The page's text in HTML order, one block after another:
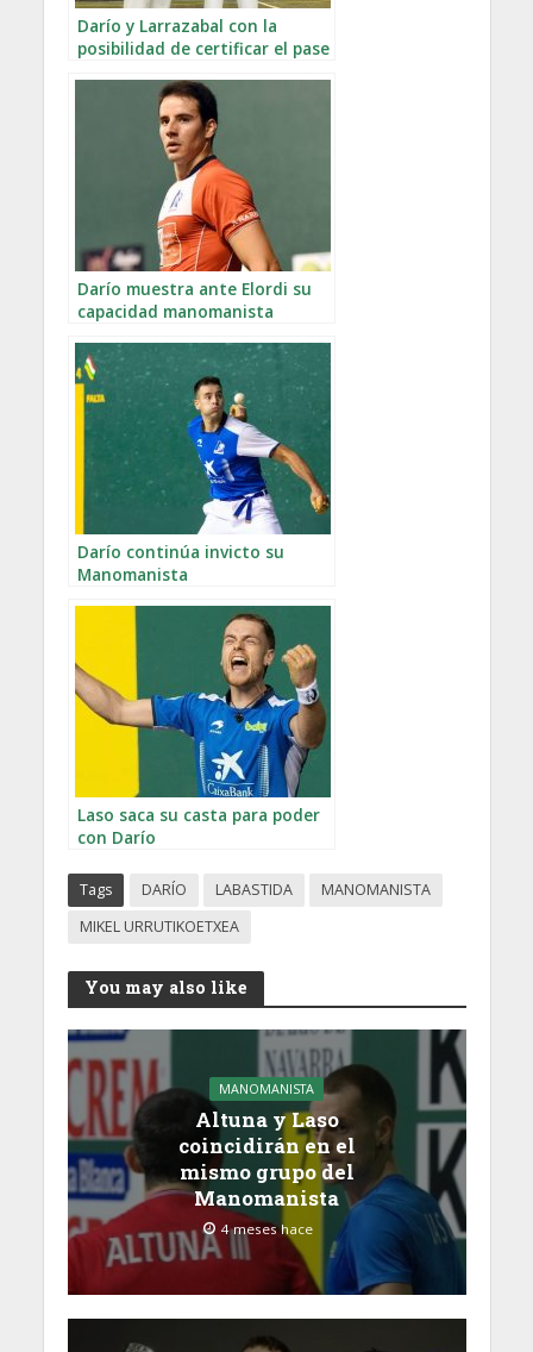
Darío y Larrazabal con la
posibilidad de certificar el pase
Darío muestra ante Elordi su
capacidad manomanista
Darío continúa invicto su
Manomanista
Laso saca su casta para poder
con Darío
Tags DARÍO LABASTIDA
MANOMANISTA
MIKEL URRUTIKOETXEA
You may also like
MANOMANISTA
Altuna y Laso
coincidirán en el
mismo grupo del
Manomanista
4 meses hace